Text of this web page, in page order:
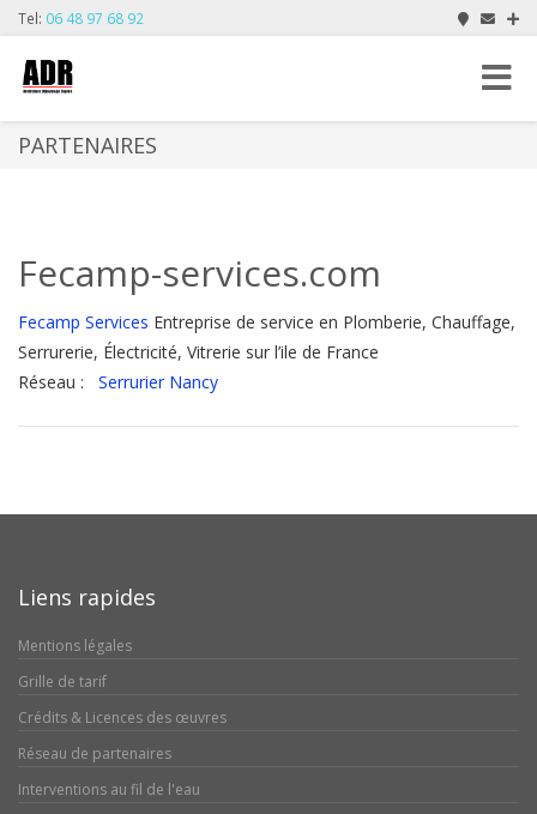
Tel: 06 48 97 68 92
Toggle
PARTENAIRES
Fecamp-services.com
Fecamp Services Entreprise de service en Plomberie, Chauffage,
Serrurerie, Électricité, Vitrerie sur l’ile de France
Réseau : Serrurier Nancy
Liens rapides
Mentions légales
Grille de tarif
Crédits & Licences des œuvres
Réseau de partenaires
Interventions au fil de l'eau